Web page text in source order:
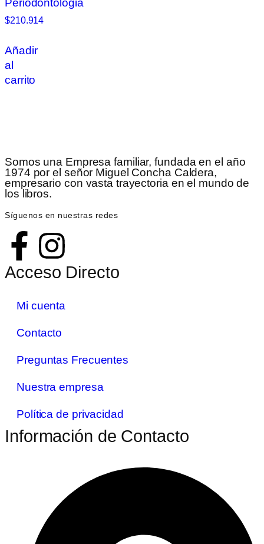
Periodontologia
$210.914
Añadir
al
carrito
Somos una Empresa familiar, fundada en el año
1974 por el señor Miguel Concha Caldera,
empresario con vasta trayectoria en el mundo de
los libros.
Síguenos en nuestras redes
Acceso Directo
Mi cuenta
Contacto
Preguntas Frecuentes
Nuestra empresa
Política de privacidad
Información de Contacto